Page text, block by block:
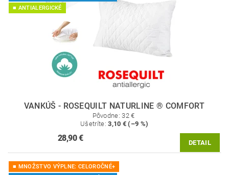
■ ANTIALERGICKÉ
VANKÚŠ - ROSEQUILT NATURLINE ® COMFORT
Pôvodne:32 €
Ušetríte:3,10 € (–9 %)
28,90 € DETAIL
■ MNOŽSTVO VÝPLNE: CELOROČNÉ+